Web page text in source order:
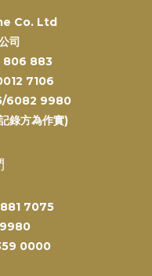
Co. Ltd
司
806 883
7106
6082 9980
錄方為作實)
7075
0000